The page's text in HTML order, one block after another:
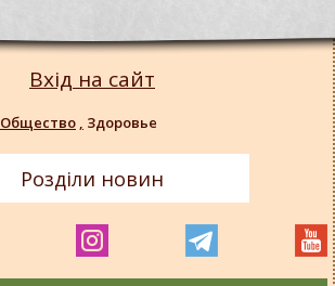
Вхід на сайт
Общество , Здоровье
Розділи новин